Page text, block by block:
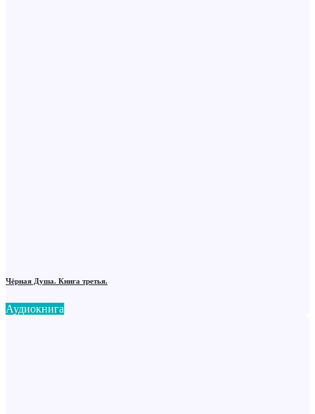
Чёрная Душа. Книга третья.
Аудиокнига